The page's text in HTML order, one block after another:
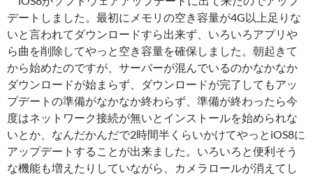
プ
デートしました。最初にメモリの空き容量が4G以上足りな
いと言われてダウンロードすら出来ず、いろいろアプリや
ら曲を削除してやっと空き容量を確保しました。朝起きて
から始めたのですが、サーバーが混んでいるのかなかなか
ダウンロードが始まらず、ダウンロードが完了してもアッ
プデートの準備がなかなか終わらず、準備が終わったら今
度はネットワーク接続が無いとインストールを始められな
いとか、なんだかんだで2時間半くらいかけてやっとiOS8に
アップデートすることが出来ました。いろいろと便利そう
な機能も増えたりしていながら、カメラロールが消えてし